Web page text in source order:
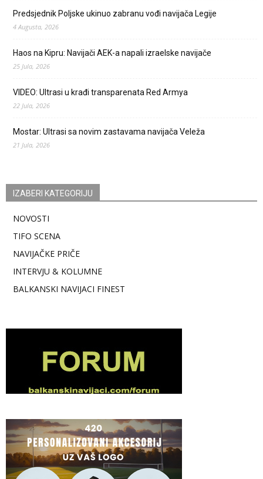
Predsjednik Poljske ukinuo zabranu vođi navijača Legije
4 Augusta, 2026
Haos na Kipru: Navijači AEK-a napali izraelske navijače
25 Jula, 2026
VIDEO: Ultrasi u krađi transparenata Red Armya
22 Jula, 2026
Mostar: Ultrasi sa novim zastavama navijača Veleža
21 Jula, 2026
IZABERI KATEGORIJU
NOVOSTI
TIFO SCENA
NAVIJAČKE PRIČE
INTERVJU & KOLUMNE
BALKANSKI NAVIJACI FINEST